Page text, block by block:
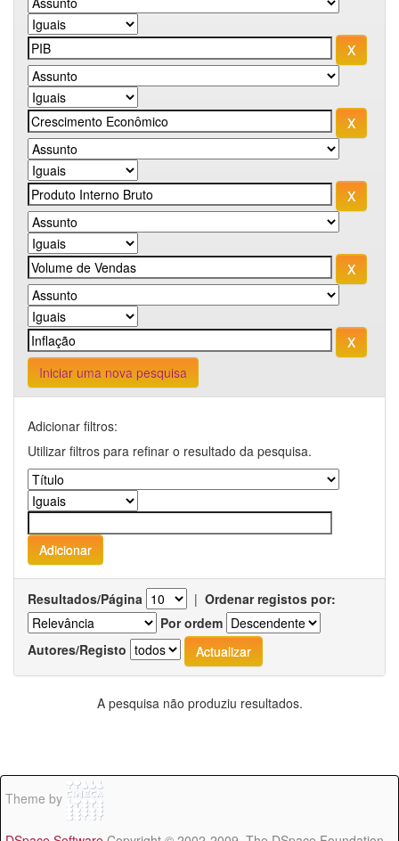
Iniciar uma nova pesquisa
Adicionar filtros:
Utilizar filtros para refinar o resultado da pesquisa.
Resultados/Página | Ordenar registos por:
Por ordem
Autores/Registo
A pesquisa não produziu resultados.
Theme by